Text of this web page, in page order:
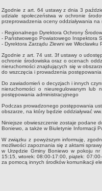
Zgodnie z art. 64 ustawy z dnia 3
udziale społeczeństwa w ochronie
przeprowadzenia oceny oddziaływania na
- Regionalnego Dyrektora Ochrony
- Państwowego Powiatowego Inspektora
- Dyrektora Zarządu Zlewni we
Zgodnie z art. 74 ust. 3f ustawy o
ochronie środowiska oraz o ocenach
nieruchomości znajdujących się w
do wszczęcia i prowadzenia
Do zawiadomień o decyzjach i innych
nieruchomości o nieuregulowanym lub
postępowania administracyjnego
Podczas prowadzonego postępowania
obszarze, na który będzie oddziaływać
Niniejsze obwieszczenie zostaje podane
Boniewo, a także w Biuletynie Informacji
W związku z powyższym informuję,
możliwości zapoznania się z aktami
w Urzędzie Gminy Boniewo w pokoju
15:15, wtorek: 08:00-17:00, piątek:
za pomocą innych środków komunikacji